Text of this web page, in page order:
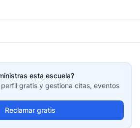
esta escuela?
perfil gratis y gestiona citas, eventos
Reclamar gratis